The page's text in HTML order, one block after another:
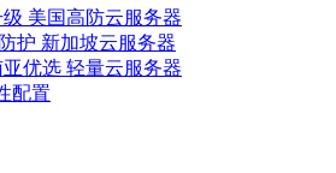
美国高防云服务器
护 新加坡云服务器
优选 轻量云服务器
配置